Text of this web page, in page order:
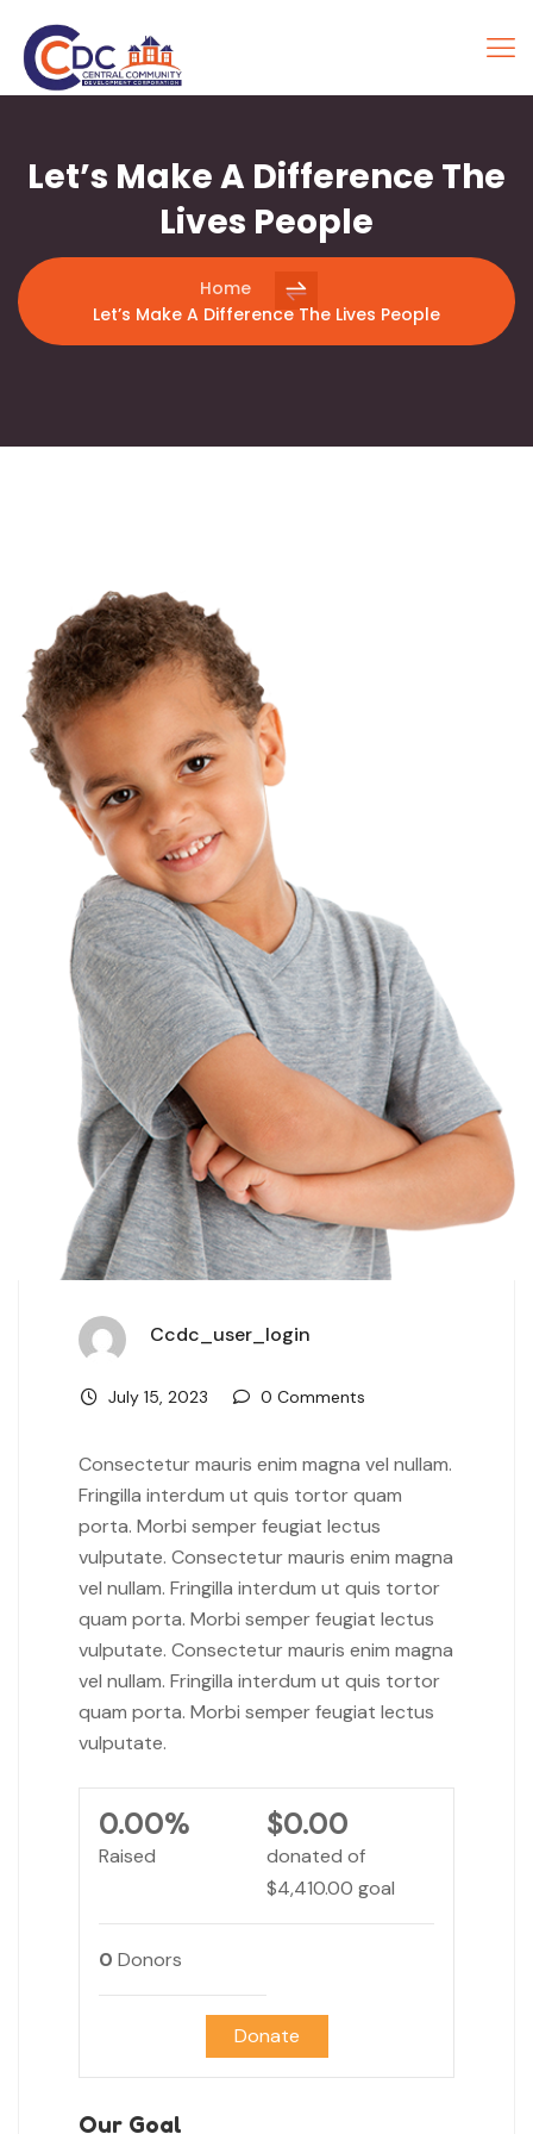
Let’s Make A Difference The
Lives People
Home
Let’s Make A Difference The Lives People
Ccdc_user_login
July 15, 2023 0 Comments
Consectetur mauris enim magna vel nullam.
Fringilla interdum ut quis tortor quam
porta. Morbi semper feugiat lectus
vulputate. Consectetur mauris enim magna
vel nullam. Fringilla interdum ut quis tortor
quam porta. Morbi semper feugiat lectus
vulputate. Consectetur mauris enim magna
vel nullam. Fringilla interdum ut quis tortor
quam porta. Morbi semper feugiat lectus
vulputate.
0.00%
Raised
$0.00
donated of
$4,410.00 goal
0 Donors
Donate
Our Goal